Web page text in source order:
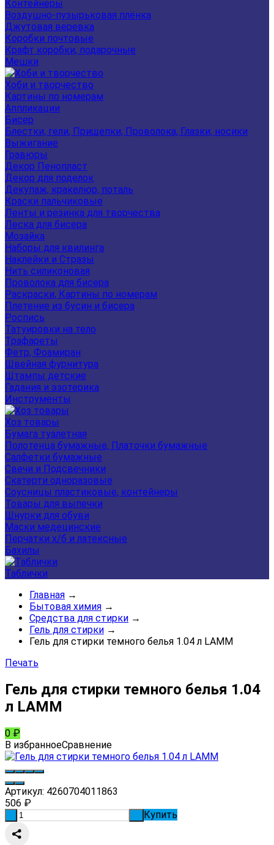
Контейнеры
Воздушно-пузырьковая плёнка
Джутовая веревка
Коробки почтовые
Крафт коробки, подарочные
Мешки
Хоби и творчество
Картины по номерам
Аппликации
Бисер
Блестки, гели, Прищепки, Проволока, Глазки, носики
Выжигание
Гравюры
Декор Пенопласт
Декор для поделок
Декупаж, кракелюр, поталь
Краски пальчиковые
Ленты и резинка для творчества
Леска для бисера
Мозайка
Наборы для квилинга
Наклейки и Стразы
Нить силиконовая
Проволока для бисера
Раскраски, Картины по номерам
Плетение из бусин и бисера
Роспись
Татуировки на тело
Трафареты
Фетр, Фоамиран
Швейная фурнитура
Штампы детские
Гадания и эзотерика
Инструменты
Хоз товары
Бумага туалетная
Полотенца бумажные, Платочки бумажные
Салфетки бумажные
Свечи и Подсвечники
Скатерти одноразовые
Соусницы пластиковые, контейнеры
Товары для выпечки
Шнурки для обуви
Маски медецинские
Перчатки х/б и латексные
Бахилы
Таблички
Главная →
Бытовая химия →
Средства для стирки →
Гель для стирки →
Гель для стирки темного белья 1.04 л LAMM
Печать
Гель для стирки темного белья 1.04
л LAMM
0 ₽
В избранноеСравнение
Артикул: 4260704011863
506 ₽
Купить